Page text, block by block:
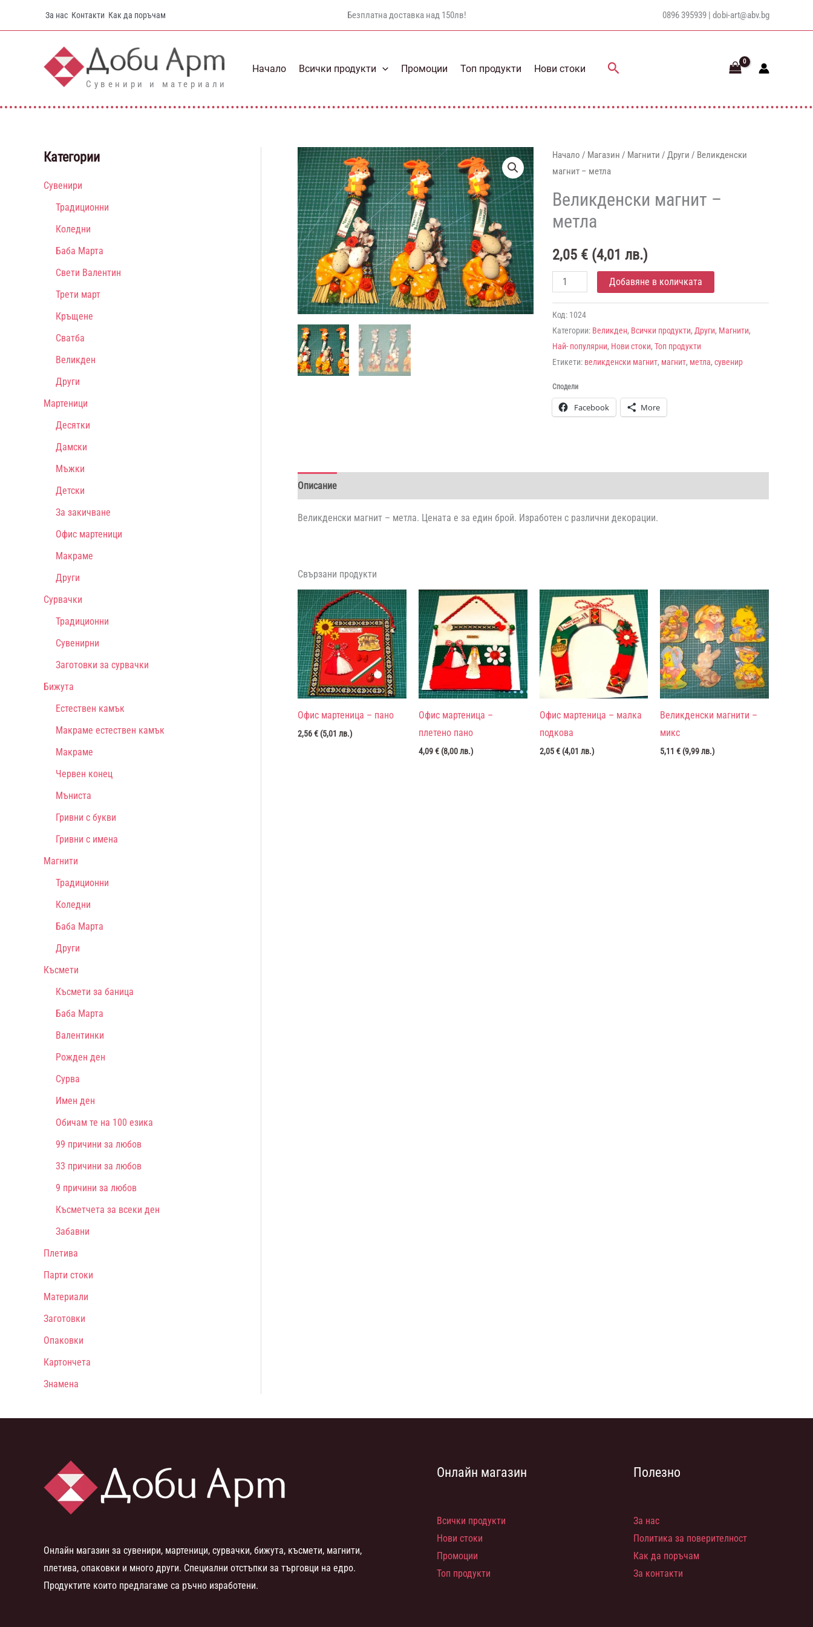
За нас Контакти Как да поръчам Безплатна доставка над 150лв! 0896 395939 | dobi-art@abv.bg
Сувенири и материали
Начало Всички продукти Промоции Топ продукти Нови стоки Search
Категории
Сувенири
Традиционни
Коледни
Баба Марта
Свети Валентин
Трети март
Кръщене
Сватба
Великден
Други
Мартеници
Десятки
Дамски
Мъжки
Детски
За закичване
Офис мартеници
Макраме
Други
Сурвачки
Традиционни
Сувенирни
Заготовки за сурвачки
Бижута
Естествен камък
Макраме естествен камък
Макраме
Червен конец
Мъниста
Гривни с букви
Гривни с имена
Магнити
Традиционни
Коледни
Баба Марта
Други
Късмети
Късмети за баница
Баба Марта
Валентинки
Рожден ден
Сурва
Имен ден
Обичам те на 100 езика
99 причини за любов
33 причини за любов
9 причини за любов
Късметчета за всеки ден
Забавни
Плетива
Парти стоки
Материали
Заготовки
Опаковки
Картончета
Знамена
Начало / Магазин / Магнити / Други / Великденски
магнит – метла
Великденски магнит –
метла
2,05 € (4,01 лв.)
количество
Великденски
магнит
-
метла
Добавяне в количката
Код: 1024
Категории: Великден, Всички продукти, Други, Магнити,
Най- популярни, Нови стоки, Топ продукти
Етикети: великденски магнит, магнит, метла, сувенир
Сподели
Facebook More
Описание
Великденски магнит – метла. Цената е за един брой. Изработен с различни декорации.
Свързани продукти
Офис мартеница – пано
2,56€ (5,01 лв.)
Офис мартеница –
плетено пано
4,09€ (8,00лв.)
Офис мартеница – малка
подкова
2,05€ (4,01 лв.)
Великденски магнити –
микс
5,11€ (9,99лв.)
Онлайн магазин за сувенири, мартеници, сурвачки, бижута, късмети, магнити,
плетива, опаковки и много други. Специални отстъпки за търговци на едро.
Продуктите които предлагаме са ръчно изработени.
Онлайн магазин
Всички продукти
Нови стоки
Промоции
Топ продукти
Полезно
За нас
Политика за поверителност
Как да поръчам
За контакти